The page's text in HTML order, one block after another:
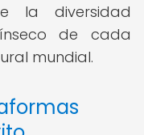
la diversidad
de cada
mundial.